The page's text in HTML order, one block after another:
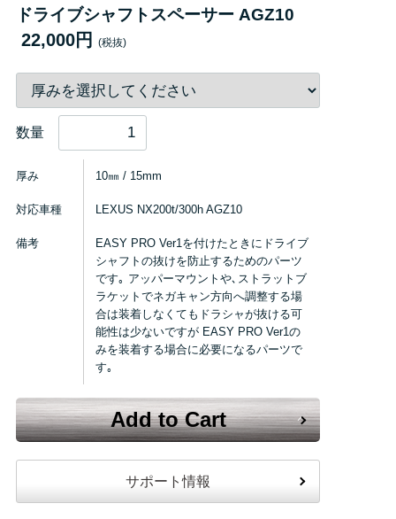
ドライブシャフトスペーサー AGZ10
22,000円 (税抜)
数量
厚み 10㎜ / 15mm
対応車種 LEXUS NX200t/300h AGZ10
備考
EASY PRO Ver1を付けたときにドライブ
シャフトの抜けを防止するためのパーツ
です｡ アッパーマウントや､ストラットブ
ラケットでネガキャン方向へ調整する場
合は装着しなくてもドラシャが抜ける可
能性は少ないですが EASY PRO Ver1の
みを装着する場合に必要になるパーツで
す｡
Add to Cart
サポート情報